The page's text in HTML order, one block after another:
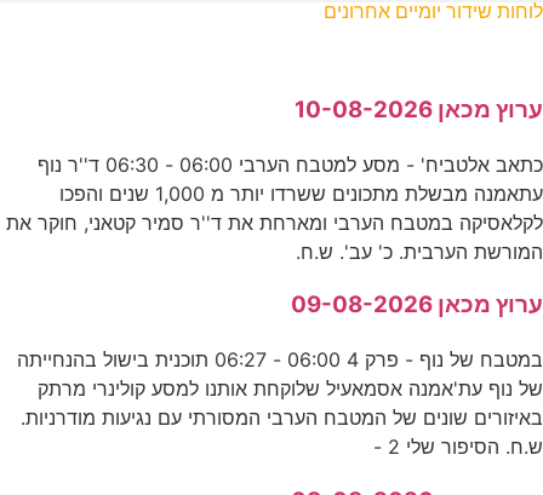
לוחות שידור יומיים אחרונים
ערוץ מכאן 10-08-2026
כתאב אלטביח' - מסע למטבח הערבי 06:00 - 06:30 ד''ר נוף
עתאמנה מבשלת מתכונים ששרדו יותר מ 1,000 שנים והפכו
לקלאסיקה במטבח הערבי ומארחת את ד''ר סמיר קטאני, חוקר את
המורשת הערבית. כ' עב'. ש.ח.
ערוץ מכאן 09-08-2026
במטבח של נוף - פרק 4 06:00 - 06:27 תוכנית בישול בהנחייתה
של נוף עת'אמנה אסמאעיל שלוקחת אותנו למסע קולינרי מרתק
באיזורים שונים של המטבח הערבי המסורתי עם נגיעות מודרניות.
ש.ח. הסיפור שלי 2 -